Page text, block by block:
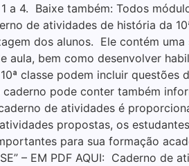
a 4. Baixe também: Todos
de atividades de história da
dos alunos. Ele contém uma
aula, bem como desenvolver
classe podem incluir questões
pode conter também
de atividades é
propostas, os
para sua formação
– EM PDF AQUI: Caderno de